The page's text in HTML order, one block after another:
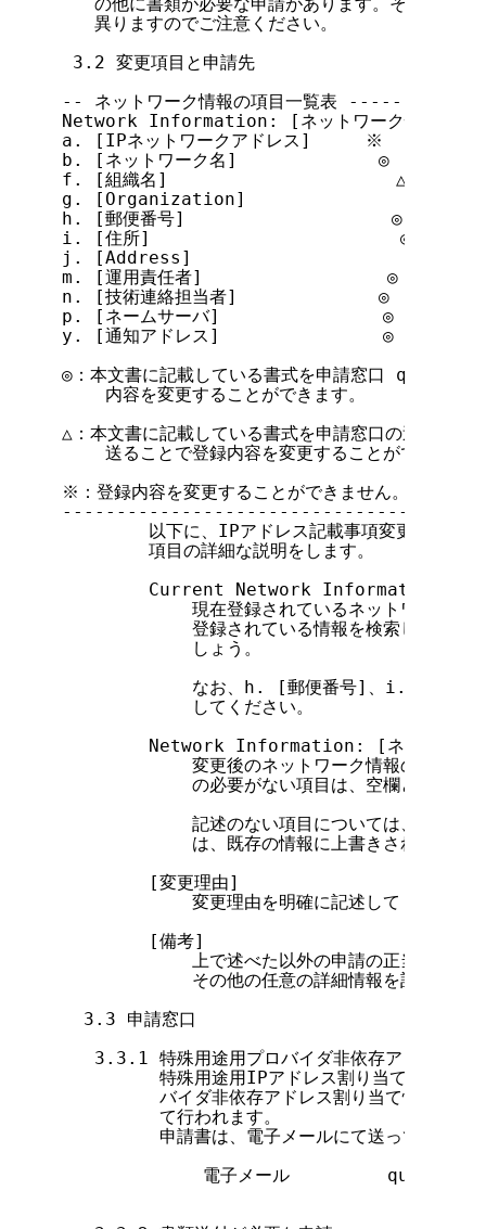
の他に書類が必要な申請があります。それぞれ変
   異りますのでご注意ください。
3.2 変更項目と申請先
-- ネットワーク情報の項目一覧表
Network Information: [ネットワーク情報]
a. [IPネットワークアドレス]     ※
b. [ネットワーク名]             ◎
f. [組織名]                     △
g. [Organization]               △
h. [郵便番号]                   ◎
i. [住所]                       ◎
j. [Address]                    ◎
m. [運用責任者]                 ◎
n. [技術連絡担当者]             ◎
p. [ネームサーバ]               ◎
y. [通知アドレス]               ◎
◎：本文書に記載している書式を申請窓口
    内容を変更することができます。
△：本文書に記載している書式を申請窓口の送付し、
    送ることで登録内容を変更することができます。
※：登録内容を変更することができません。
以下に、IPアドレス記載事項変更申請時に
        項目の詳細な説明をします。
Current Network Information: [ネ
現在登録されているネットワーク情
登録されている情報を検索し、コ
            しょう。
なお、h. [郵便番号]、i. [住所]
            してください。
Network Information: [ネットワー
変更後のネットワーク情報の変更項
の必要がない項目は、空欄としてく
記述のない項目については、更新さ
は、既存の情報に上書きされるかた
        [変更理由]
            変更理由を明確に記述してください。
        [備考]
上で述べた以外の申請の正当性を主
その他の任意の詳細情報を記入する
  3.3 申請窓口
3.3.1 特殊用途用プロバイダ非依存アドレス割
特殊用途用IPアドレス割り当て情報の変
バイダ非依存アドレス割り当て情報変更
         て行われます。
申請書は、電子メールにて送ってくださ
電子メール